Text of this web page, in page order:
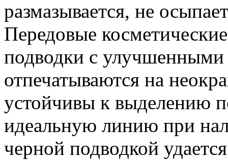
размазывается, не
Передовые
подводки с улучшенными
отпечатываются на
устойчивы к выделению
идеальную линию при
черной подводкой